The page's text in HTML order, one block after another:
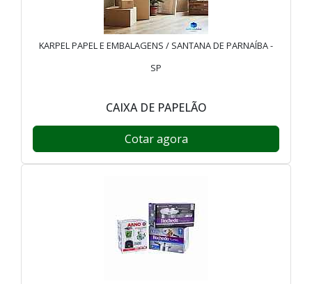
KARPEL PAPEL E EMBALAGENS / SANTANA DE PARNAÍBA -
SP
CAIXA DE PAPELÃO
Cotar agora